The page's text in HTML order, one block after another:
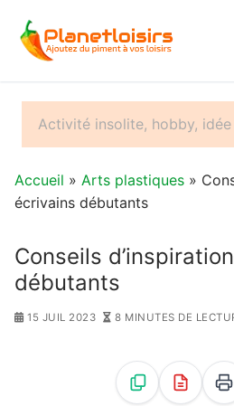
contenu
Accueil » Arts plastiques »
écrivains débutants
Conseils
débutants
15 JUIL 2023 8 MINUTES DE